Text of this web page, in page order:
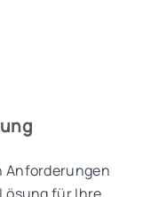
Anforderungen